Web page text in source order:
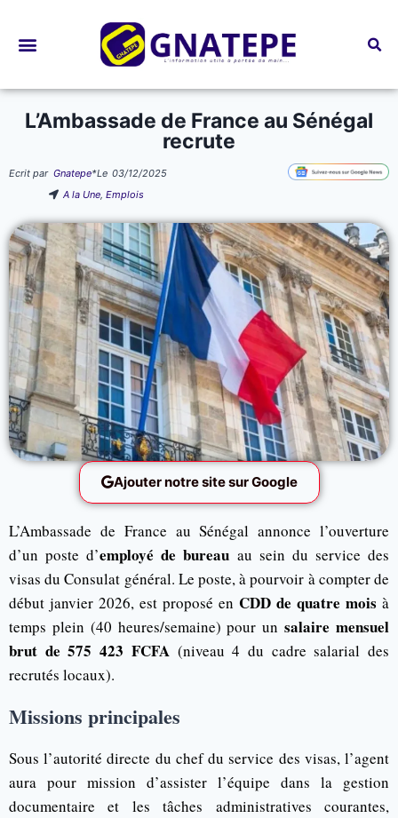
L’Ambassade de France au Sénégal
recrute
Ecrit par Gnatepe*Le 03/12/2025
A la Une,Emplois
Ajouter notre site sur Google
L’Ambassade de France au Sénégal annonce l’ouverture
d’un poste d’employé de bureau au sein du service des
visas du Consulat général. Le poste, à pourvoir à compter de
début janvier 2026, est proposé en CDD de quatre mois à
temps plein (40 heures/semaine) pour unsalaire mensuel
brut de 575 423 FCFA(niveau 4 du cadre salarial des
recrutés locaux).
Missions principales
Sous l’autorité directe du chef du service des visas, l’agent
aura pour mission d’assister l’équipe dans la gestion
documentaire et les tâches administratives courantes,